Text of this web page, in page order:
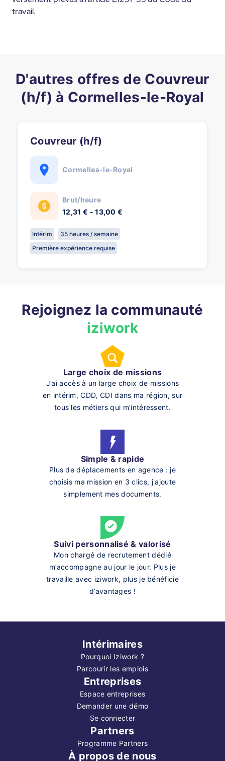
travail.
D'autres offres de Couvreur
(h/f) à Cormelles-le-Royal
Couvreur (h/f)
Cormelles-le-Royal
Brut/heure
12,31 € - 13,00 €
Intérim
35 heures / semaine
Première expérience requise
Rejoignez la communauté
iziwork
Large choix de missions
J’ai accès à un large choix de missions
en intérim, CDD, CDI dans ma région, sur
tous les métiers qui m’intéressent.
Simple & rapide
Plus de déplacements en agence : je
choisis ma mission en 3 clics, j'ajoute
simplement mes documents.
Suivi personnalisé & valorisé
Mon chargé de recrutement dédié
m’accompagne au jour le jour. Plus je
travaille avec iziwork, plus je bénéficie
d’avantages !
Intérimaires
Pourquoi Iziwork ?
Parcourir les emplois
Entreprises
Espace entreprises
Demander une démo
Se connecter
Partners
Programme Partners
À propos de nous